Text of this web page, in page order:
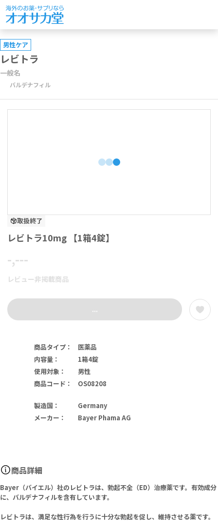
男性ケア
レビトラ
一般名
バルデナフィル
取扱終了
レビトラ10mg 【1箱4錠】
-,---
レビュー非掲載商品
...
商品タイプ ：
医薬品
内容量 ：
1箱4錠
使用対象 ：
男性
商品コード ： OS08208
製造国 ：
Germany
メーカー ： Bayer Phama AG
商品詳細
Bayer（バイエル）社のレビトラは、勃起不全（ED）治療薬です。有効成分
に、バルデナフィルを含有しています。
レビトラは、満足な性行為を行うに十分な勃起を促し、維持させる薬です。